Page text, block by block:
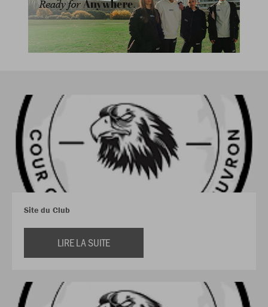
Site du Club
LIRE LA SUITE